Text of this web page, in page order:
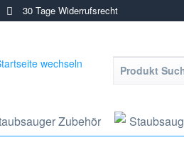
30 Tage Widerrufsrecht
Zubehör